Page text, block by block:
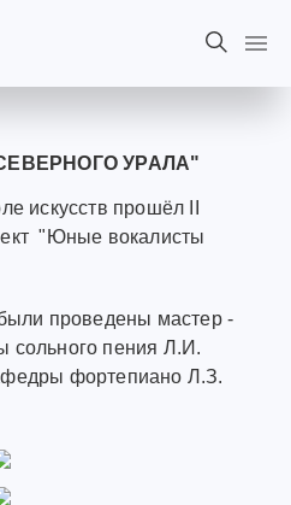
УРАЛА"
искусств прошёл II
"Юные вокалисты
проведены мастер -
сольного пения Л.И.
фортепиано Л.З.